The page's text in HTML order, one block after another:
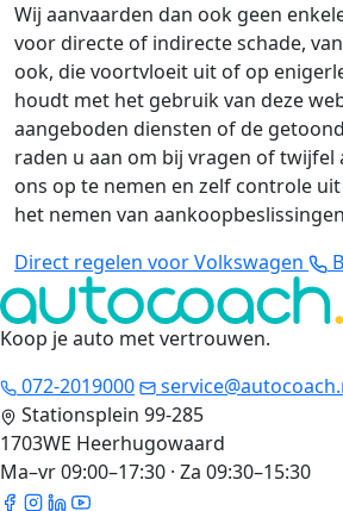
Wij aanvaarden dan ook geen
voor directe of indirecte schade,
ook, die voortvloeit uit of op
houdt met het gebruik van deze
aangeboden diensten of de
raden u aan om bij vragen of
ons op te nemen en zelf controle
het nemen van
Direct regelen voor Volkswagen
Koop je auto met vertrouwen.
072-2019000
Stationsplein 99-285
1703WE Heerhugowaard
Ma–vr 09:00–17:30 · Za 09:30–15:30